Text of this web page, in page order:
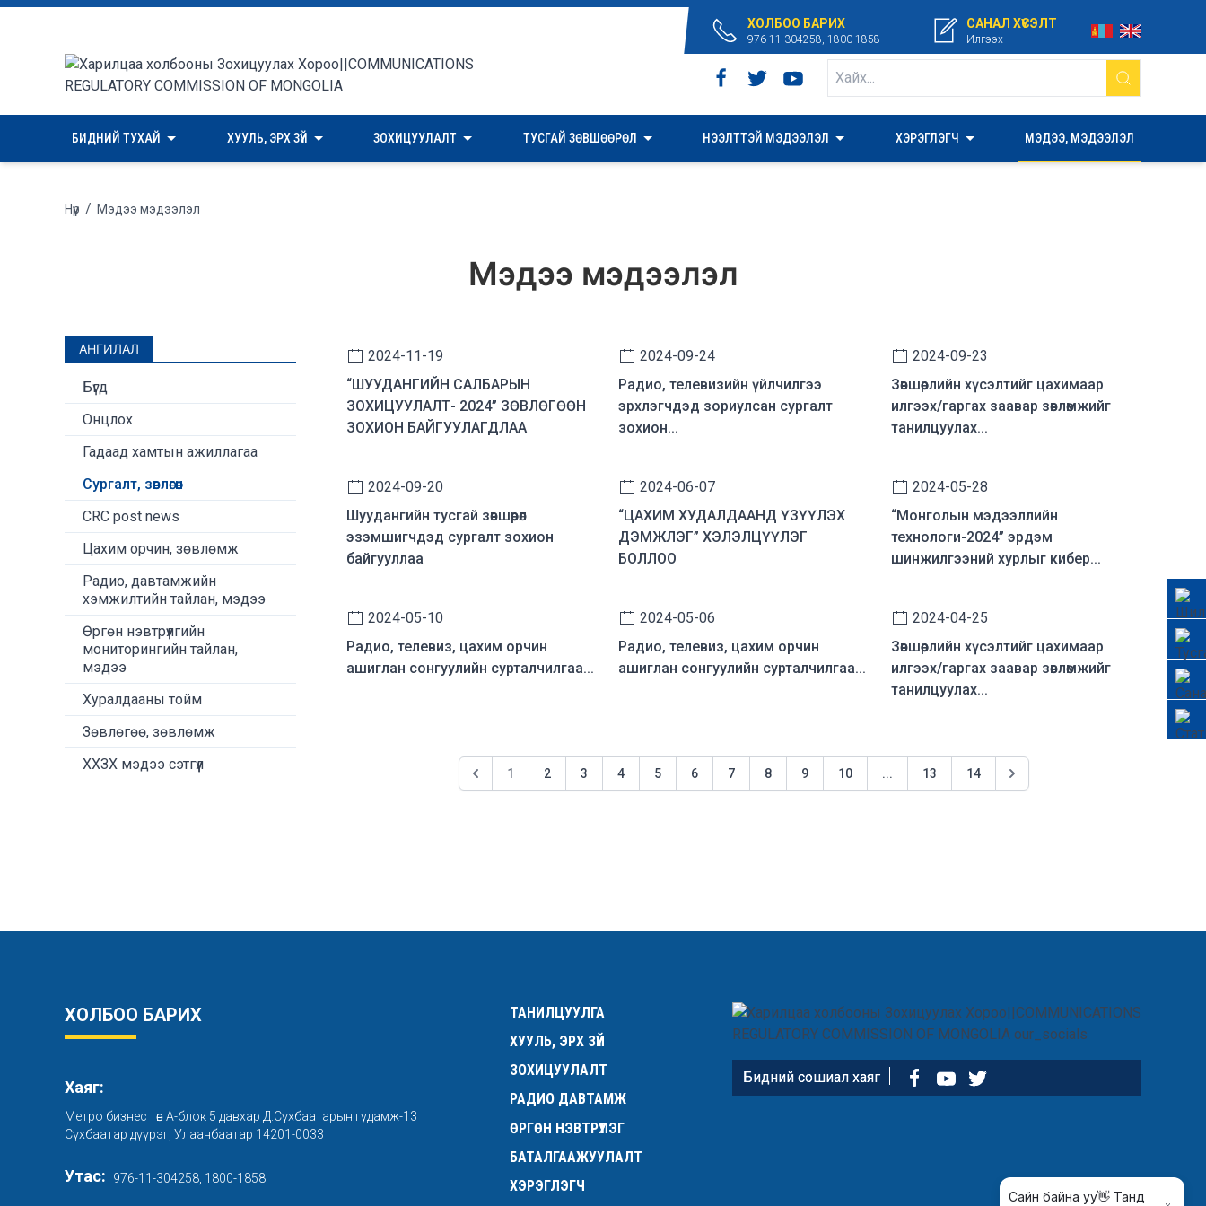
ХОЛБОО БАРИХ
976-11-304258, 1800-1858
САНАЛ ХҮСЭЛТ
Илгээх
БИДНИЙ ТУХАЙ ХУУЛЬ, ЭРХ ЗҮЙ ЗОХИЦУУЛАЛТ ТУСГАЙ ЗӨВШӨӨРӨЛ НЭЭЛТТЭЙ МЭДЭЭЛЭЛ ХЭРЭГЛЭГЧ МЭДЭЭ, МЭДЭЭЛЭЛ
Нүүр / Мэдээ мэдээлэл
Мэдээ мэдээлэл
АНГИЛАЛ
Бүгд
Онцлох
Гадаад хамтын ажиллагаа
Сургалт, зөвлөгөөн
CRC post news
Цахим орчин, зөвлөмж
Радио, давтамжийн
хэмжилтийн тайлан, мэдээ
Өргөн нэвтрүүлгийн
мониторингийн тайлан,
мэдээ
Хуралдааны тойм
Зөвлөгөө, зөвлөмж
ХХЗХ мэдээ сэтгүүл
2024-11-19
“ШУУДАНГИЙН САЛБАРЫН
ЗОХИЦУУЛАЛТ- 2024” ЗӨВЛӨГӨӨН
ЗОХИОН БАЙГУУЛАГДЛАА
2024-09-24
Радио, телевизийн үйлчилгээ
эрхлэгчдэд зориулсан сургалт
зохион...
2024-09-23
Зөвшөөрлийн хүсэлтийг цахимаар
илгээх/гаргах заавар зөвлөмжийг
танилцуулах...
2024-09-20
Шуудангийн тусгай зөвшөөрөл
эзэмшигчдэд сургалт зохион
байгууллаа
2024-06-07
“ЦАХИМ ХУДАЛДААНД ҮЗҮҮЛЭХ
ДЭМЖЛЭГ” ХЭЛЭЛЦҮҮЛЭГ
БОЛЛОО
2024-05-28
“Монголын мэдээллийн
технологи-2024” эрдэм
шинжилгээний хурлыг кибер...
2024-05-10
Радио, телевиз, цахим орчин
ашиглан сонгуулийн сурталчилгаа...
2024-05-06
Радио, телевиз, цахим орчин
ашиглан сонгуулийн сурталчилгаа...
2024-04-25
Зөвшөөрлийн хүсэлтийг цахимаар
илгээх/гаргах заавар зөвлөмжийг
танилцуулах...
1 2 3 4 5 6 7 8 9 10 ... 13 14
ХОЛБОО БАРИХ
Хаяг:
Метро бизнес төв А-блок 5 давхар Д.Сүхбаатарын гудамж-13
Сүхбаатар дүүрэг, Улаанбаатар 14201-0033
Утас: 976-11-304258, 1800-1858
ТАНИЛЦУУЛГА
ХУУЛЬ, ЭРХ ЗҮЙ
ЗОХИЦУУЛАЛТ
РАДИО ДАВТАМЖ
ӨРГӨН НЭВТРҮҮЛЭГ
БАТАЛГААЖУУЛАЛТ
ХЭРЭГЛЭГЧ
Бидний сошиал хаяг
Сайн байна уу👋 Танд